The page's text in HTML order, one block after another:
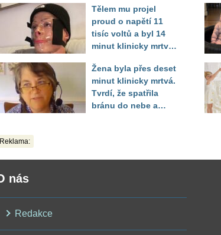
proměnila k
nepoznání
Tělem mu projel
proud o napětí 11
tisíc voltů a byl 14
minut klinicky mrtvý.
mladík nejkrutější
daň
Žena byla přes deset
minut klinicky mrtvá.
Tvrdí, že spatřila
bránu do nebe a
Reklama:
nás
Redakce